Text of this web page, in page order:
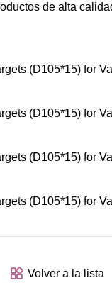
de alta
Volver a la lista